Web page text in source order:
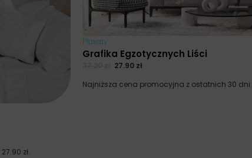
27.90 zł.
Plakaty
Grafika Egzotycznych Liści
27.90 zł
Najniższa cena promocyjna z ostatnich 30 dni: